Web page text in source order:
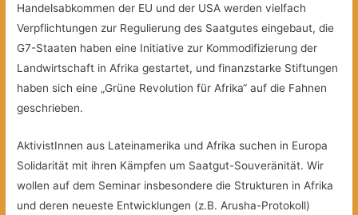
Handelsabkommen der EU und der USA werden vielfach
Verpflichtungen zur Regulierung des Saatgutes eingebaut, die
G7-Staaten haben eine Initiative zur Kommodifizierung der
Landwirtschaft in Afrika gestartet, und finanzstarke Stiftungen
haben sich eine „Grüne Revolution für Afrika“ auf die Fahnen
geschrieben.
AktivistInnen aus Lateinamerika und Afrika suchen in Europa
Solidarität mit ihren Kämpfen um Saatgut-Souveränität. Wir
wollen auf dem Seminar insbesondere die Strukturen in Afrika
und deren neueste Entwicklungen (z.B. Arusha-Protokoll)